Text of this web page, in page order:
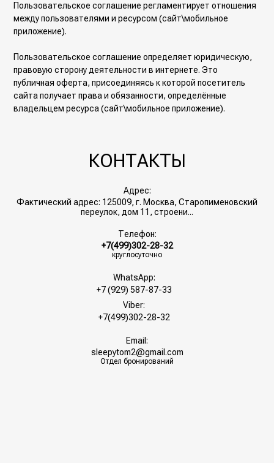
Пользовательское соглашение регламентирует отношения
между пользователями и ресурсом (сайт\мобильное
приложение).
Пользовательское соглашение определяет юридическую,
правовую сторону деятельности в интернете. Это
публичная оферта, присоединяясь к которой посетитель
сайта получает права и обязанности, определённые
владельцем ресурса (сайт\мобильное приложение).
КОНТАКТЫ
Адрес:
Фактический адрес: 125009, г. Москва, Старопименовский
переулок, дом 11, строени...
Телефон:
+7(499)302-28-32
круглосуточно
WhatsApp:
+7 (929) 587-87-33
Viber:
+7(499)302-28-32
Email:
sleepytom2@gmail.com
Отдел бронирований